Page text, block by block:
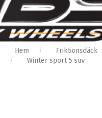
Hem Friktionsdäck
Winter sport 5 suv